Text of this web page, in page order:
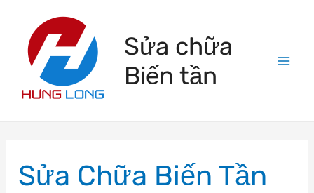
content
Sửa chữa
Biến tần
Sửa Chữa Biến Tần